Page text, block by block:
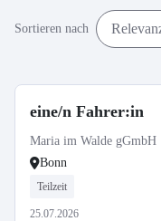
Sortieren nach
eine/n Fahrer:in
Maria im Walde gGmbH
Bonn
Teilzeit
25.07.2026